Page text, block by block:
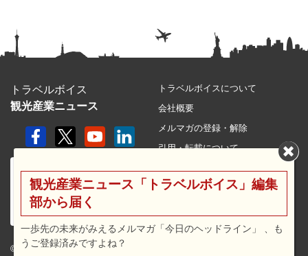
トラベルボイス
観光産業ニュース
© 2026 travel voice.
トラベルボイスについて
会社概要
メルマガの登録・解除
引用・転載について
利用規約
広告メニュー・料金
観光産業ニュース「トラベルボイス」編集
部から届く
一歩先の未来がみえるメルマガ「今日のヘッドライン」 、も
うご登録済みですよね？